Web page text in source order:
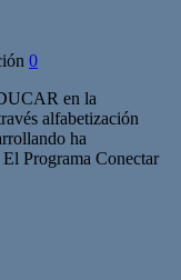
0
en la
alfabetización
ha
Programa Conectar